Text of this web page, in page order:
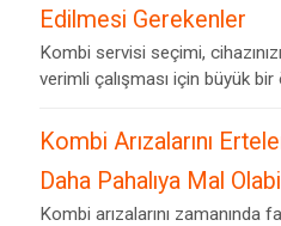
Edilmesi Gerekenler
Kombi servisi seçimi,
verimli çalışması için büyük bir
Kombi Arızalarını
Daha Pahalıya Mal
Kombi arızalarını zamanında